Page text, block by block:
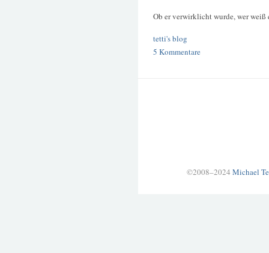
Ob er verwirklicht wurde, wer weiß
tetti's blog
5 Kommentare
©2008–2024 Michael